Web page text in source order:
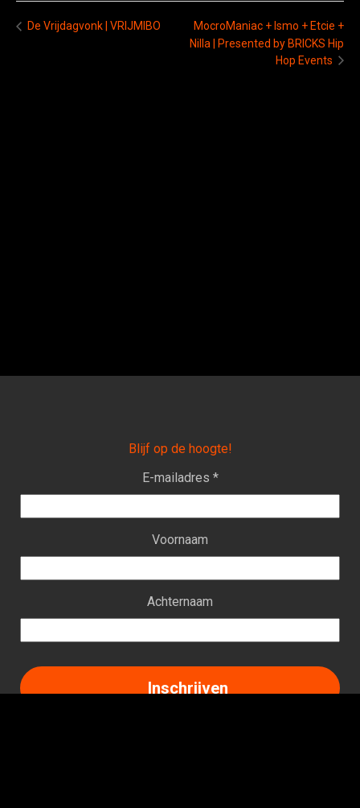
De Vrijdagvonk | VRIJMIBO
MocroManiac + Ismo + Etcie +
Nilla | Presented by BRICKS Hip
Hop Events
Blijf op de hoogte!
E-mailadres *
Voornaam
Achternaam